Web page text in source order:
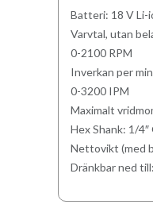
Batteri: 18 V Li-
Varvtal, utan
0-2100 RPM
Inverkan per
0-3200 IPM
Maximalt
Hex Shank: 1/
Nettovikt (med
Dränkbar ned